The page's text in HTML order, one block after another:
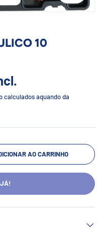
10
calculados aquando da
AO CARRINHO
JÁ!